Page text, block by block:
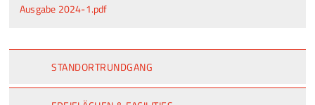
Ausgabe 2024-1.pdf
STANDORTRUNDGANG